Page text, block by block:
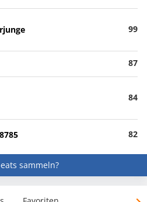
99
87
84
82
sammeln?